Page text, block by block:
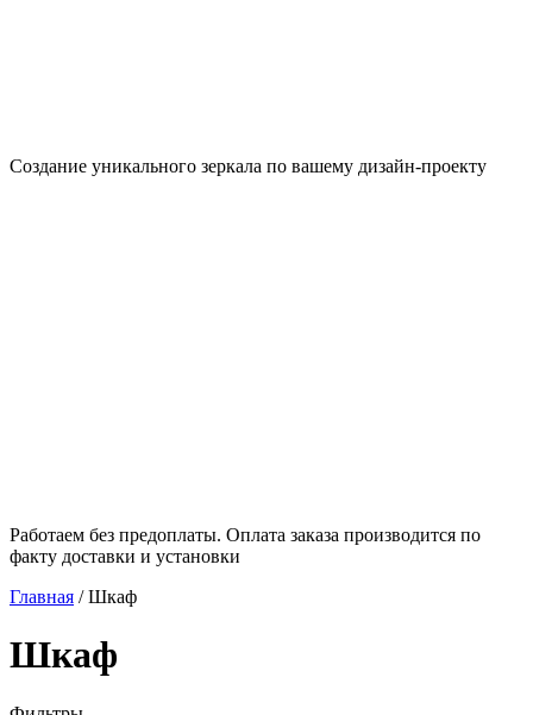
Создание уникального зеркала по вашему дизайн-проекту
Работаем без предоплаты. Оплата заказа производится по
факту доставки и установки
Главная /Шкаф
Шкаф